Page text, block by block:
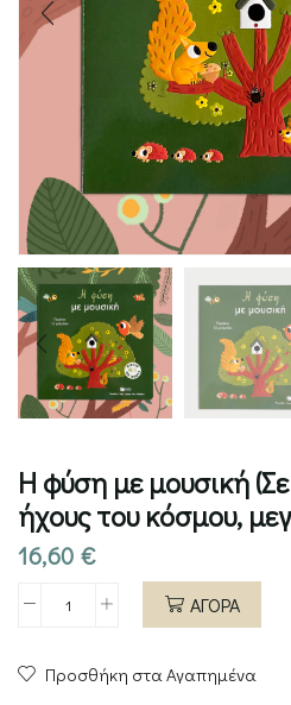
Η φύση με μουσική
ήχους του κόσμου,
16,60 €
Η
με
ΑΓΟΡΑ
Προσθήκη στα Αγαπημένα